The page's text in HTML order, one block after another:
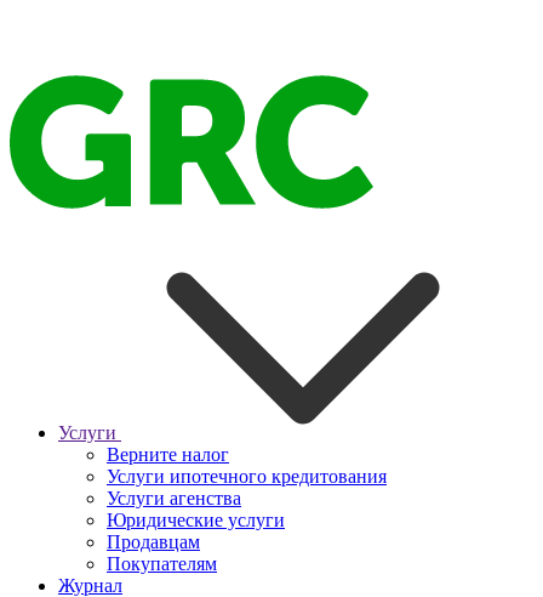
Услуги
Верните налог
Услуги ипотечного кредитования
Услуги агенства
Юридические услуги
Продавцам
Покупателям
Журнал